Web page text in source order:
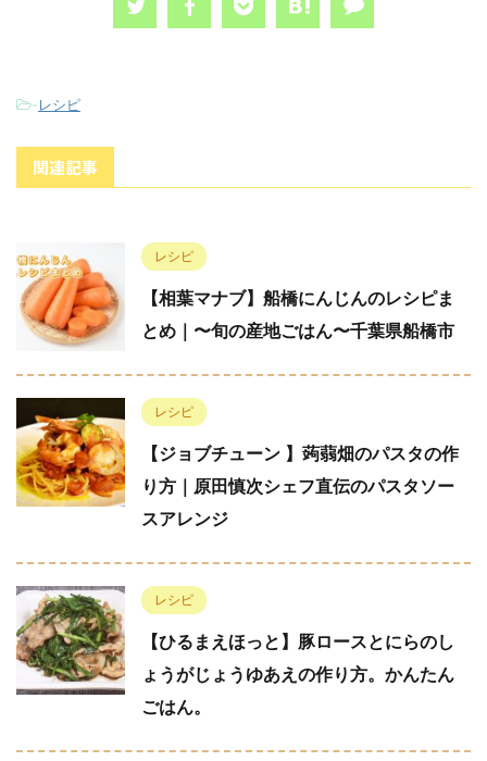
-レシピ
関連記事
レシピ
【相葉マナブ】船橋にんじんのレシピま
とめ｜〜旬の産地ごはん〜千葉県船橋市
レシピ
【ジョブチューン 】蒟蒻畑のパスタの作
り方｜原田慎次シェフ直伝のパスタソー
スアレンジ
レシピ
【ひるまえほっと】豚ロースとにらのし
ょうがじょうゆあえの作り方。かんたん
ごはん。